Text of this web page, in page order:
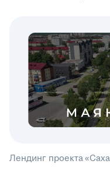
Лендинг проекта